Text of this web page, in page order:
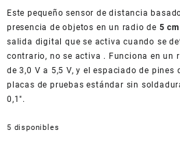
American Dollar
Este pequeño sensor de distancia
presencia de objetos en un radio de 5
salida digital que se activa cuando se
contrario, no se activa . Funciona en un
de 3,0 V a 5,5 V, y el espaciado de pines
placas de pruebas estándar sin
0,1″.
5 disponibles